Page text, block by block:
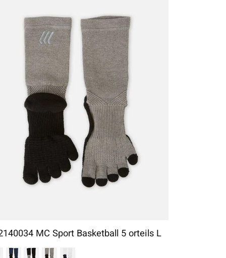
MC Sport Basketball 5 orteils L